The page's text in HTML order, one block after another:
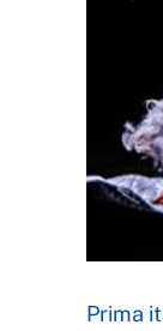
Prima